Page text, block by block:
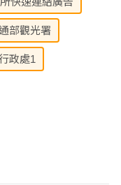
部觀光署
政處1